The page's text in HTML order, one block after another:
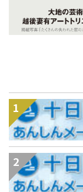
1
2